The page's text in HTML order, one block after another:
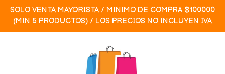
SOLO VENTA MAYORISTA / MINIMO DE COMPRA $100000
(MIN 5 PRODUCTOS) / LOS PRECIOS NO INCLUYEN IVA